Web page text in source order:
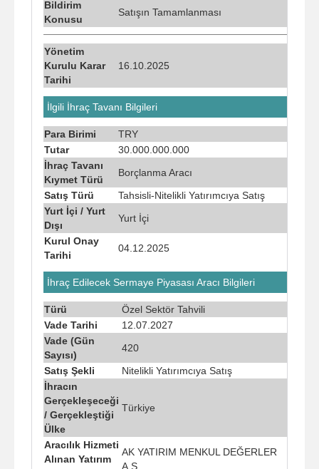
Bildirim
Konusu
Satışın Tamamlanması
Yönetim
Kurulu Karar
Tarihi
16.10.2025
İlgili İhraç Tavanı Bilgileri
Para Birimi
TRY
Tutar
30.000.000.000
İhraç Tavanı
Kıymet Türü
Borçlanma Aracı
Satış Türü
Tahsisli-Nitelikli Yatırımcıya Satış
Yurt İçi / Yurt
Dışı
Yurt İçi
Kurul Onay
Tarihi
04.12.2025
İhraç Edilecek Sermaye Piyasası Aracı Bilgileri
Türü
Özel Sektör Tahvili
Vade Tarihi
12.07.2027
Vade (Gün
Sayısı)
420
Satış Şekli
Nitelikli Yatırımcıya Satış
İhracın
Gerçekleşeceği
/ Gerçekleştiği
Ülke
Türkiye
Aracılık Hizmeti
Alınan Yatırım
AK YATIRIM MENKUL DEĞERLER
A.Ş.